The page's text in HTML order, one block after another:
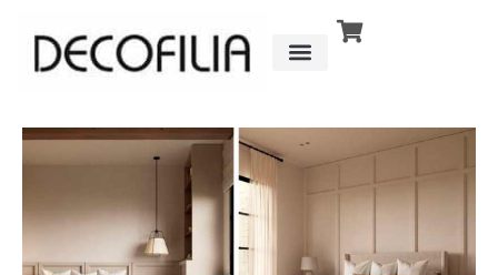
contenido